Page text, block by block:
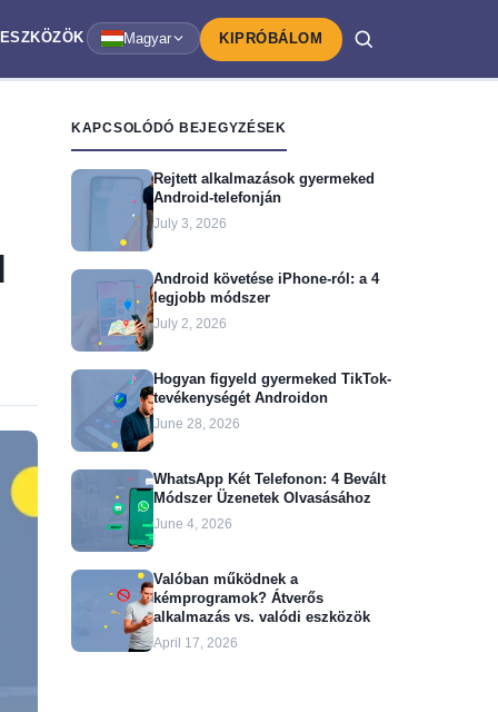
ESZKÖZÖK Magyar KIPRÓBÁLOM
KAPCSOLÓDÓ BEJEGYZÉSEK
Rejtett alkalmazások gyermeked
Android-telefonján
July 3, 2026
Android követése iPhone-ról: a 4
legjobb módszer
July 2, 2026
Hogyan figyeld gyermeked TikTok-
tevékenységét Androidon
June 28, 2026
WhatsApp Két Telefonon: 4 Bevált
Módszer Üzenetek Olvasásához
June 4, 2026
Valóban működnek a
kémprogramok? Átverős
alkalmazás vs. valódi eszközök
April 17, 2026